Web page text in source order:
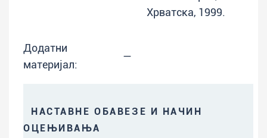
Хрватска, 1999.
Додатни
материјал:
—
НАСТАВНЕ ОБАВЕЗЕ И НАЧИН
ОЦЕЊИВАЊА